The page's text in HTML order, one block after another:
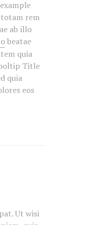
rem
ab illo
beatae
quia
Title
quia
eos
Ut wisi